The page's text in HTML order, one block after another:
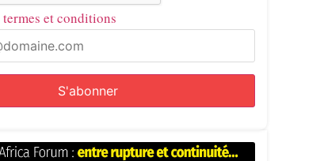
termes et conditions